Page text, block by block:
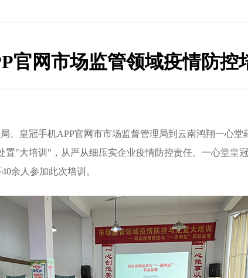
官网市场监管领域疫情防控
、皇冠手机APP官网市市场监督管理局到云南鸿翔一心
置"大培训"，从严从细压实企业疫情防控责任。一心堂皇
余人参加此次培训。